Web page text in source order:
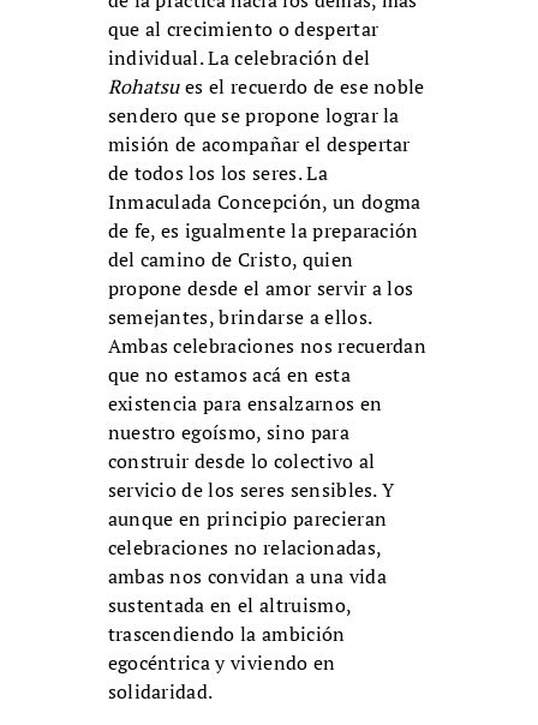
que al crecimiento o despertar
individual. La celebración del
Rohatsues el recuerdo de ese noble
sendero que se propone lograr la
misión de acompañar el despertar
de todos los los seres. La
Inmaculada Concepción, un dogma
de fe, es igualmente la preparación
del camino de Cristo, quien
propone desde el amor servir a los
semejantes, brindarse a ellos.
Ambas celebraciones nos recuerdan
que no estamos acá en esta
existencia para ensalzarnos en
nuestro egoísmo, sino para
construir desde lo colectivo al
servicio de los seres sensibles. Y
aunque en principio parecieran
celebraciones no relacionadas,
ambas nos convidan a una vida
sustentada en el altruismo,
trascendiendo la ambición
egocéntrica y viviendo en
solidaridad.